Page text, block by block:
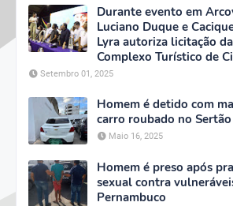
Durante evento em
Luciano Duque e
Lyra autoriza licitação
Complexo Turístico de
Setembro 01, 2025
Homem é detido com
carro roubado no
Maio 16, 2025
Homem é preso após
sexual contra
Pernambuco